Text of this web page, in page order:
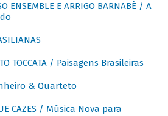
ENSEMBLE E ARRIGO BARNABÈ / A
TOCCATA / Paisagens Brasileiras
& Quarteto
CAZES / Música Nova para